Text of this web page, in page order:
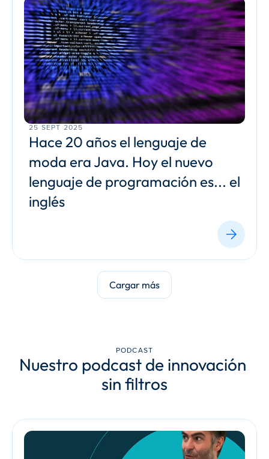
25 SEPT 2025
Hace 20 años el lenguaje de
moda era Java. Hoy el nuevo
lenguaje de programación es... el
inglés
Cargar más
PODCAST
Nuestro podcast de innovación
sin filtros